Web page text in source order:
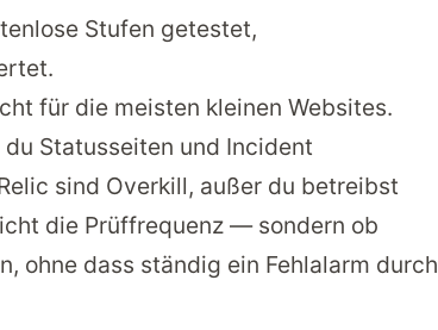
Stufen getestet,
für die meisten kleinen Websites.
Statusseiten und Incident
sind Overkill, außer du betreibst
die Prüffrequenz — sondern ob
ohne dass ständig ein Fehlalarm durch